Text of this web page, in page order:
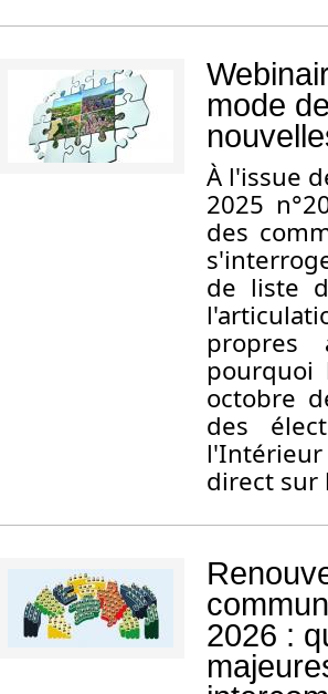
mode
À l'issue
2025
des
de liste
propres
pourquoi
octobre
des
direct sur
2026 :